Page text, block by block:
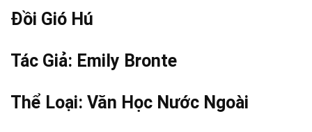
Đồi Gió Hú
Tác Giả: Emily Bronte
Thể Loại: Văn Học Nước Ngoài